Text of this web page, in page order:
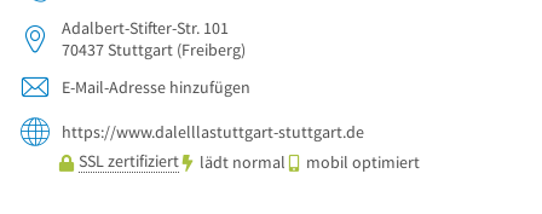
Adalbert-Stifter-Str. 101
70437Stuttgart (Freiberg)
E-Mail-Adresse hinzufügen
https://www.dalelllastuttgart-stuttgart.de
SSL zertifiziert
lädt normal mobil optimiert